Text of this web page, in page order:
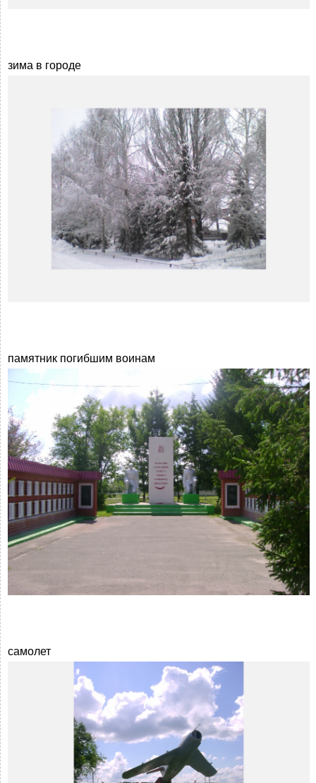
зима в городе
памятник погибшим воинам
самолет